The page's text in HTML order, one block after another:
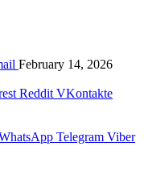
February 14, 2026
Reddit VKontakte
Telegram Viber